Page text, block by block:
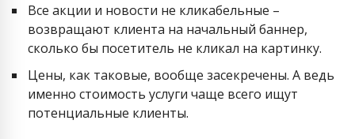
Все акции и новости не кликабельные –
возвращают клиента на начальный баннер,
сколько бы посетитель не кликал на картинку.
Цены, как таковые, вообще засекречены. А ведь
именно стоимость услуги чаще всего ищут
потенциальные клиенты.